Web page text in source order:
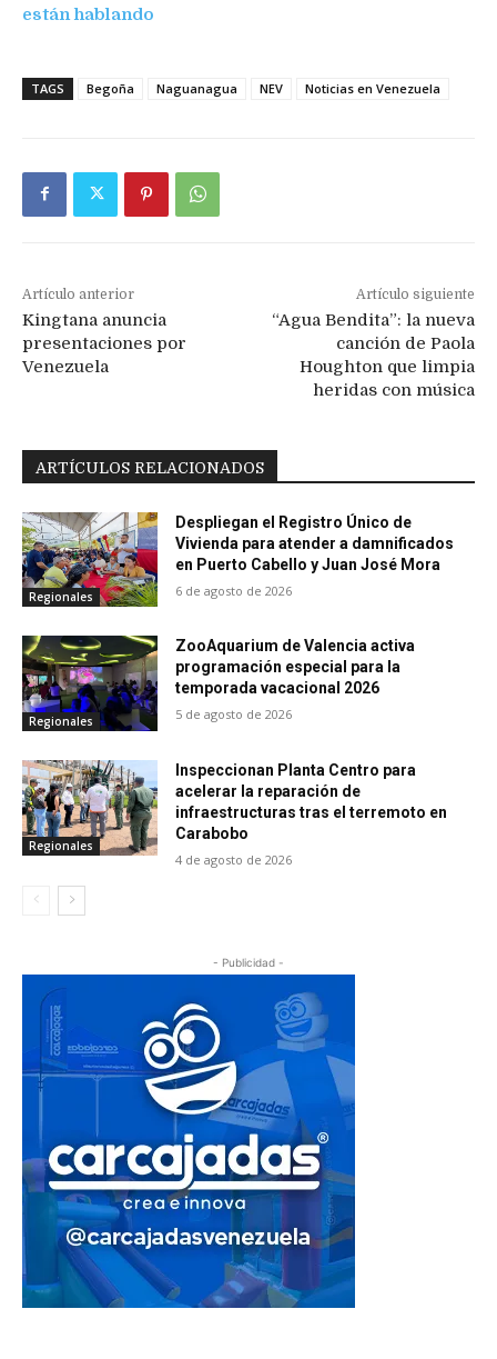
están hablando
TAGS Begoña Naguanagua NEV Noticias en Venezuela
Artículo anterior
Kingtana anuncia
presentaciones por
Venezuela
Artículo siguiente
“Agua Bendita”: la nueva
canción de Paola
Houghton que limpia
heridas con música
ARTÍCULOS RELACIONADOS
Regionales
Despliegan el Registro Único de
Vivienda para atender a damnificados
en Puerto Cabello y Juan José Mora
6 de agosto de 2026
Regionales
ZooAquarium de Valencia activa
programación especial para la
temporada vacacional 2026
5 de agosto de 2026
Regionales
Inspeccionan Planta Centro para
acelerar la reparación de
infraestructuras tras el terremoto en
Carabobo
4 de agosto de 2026
- Publicidad -